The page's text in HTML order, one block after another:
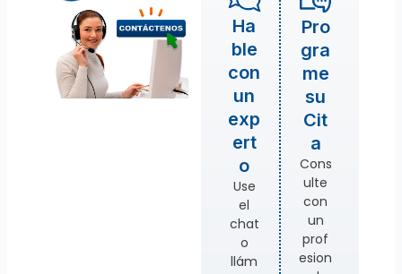
Ha
ble
con
un
exp
ert
o
Use
el
chat
o
llám
Pro
gra
me
su
Cit
a
Cons
ulte
con
un
prof
esion